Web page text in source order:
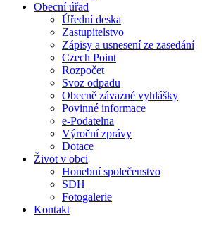
Obecní úřad
Úřední deska
Zastupitelstvo
Zápisy a usnesení ze zasedání
Czech Point
Rozpočet
Svoz odpadu
Obecně závazné vyhlášky
Povinné informace
e-Podatelna
Výroční zprávy
Dotace
Život v obci
Honební společenstvo
SDH
Fotogalerie
Kontakt